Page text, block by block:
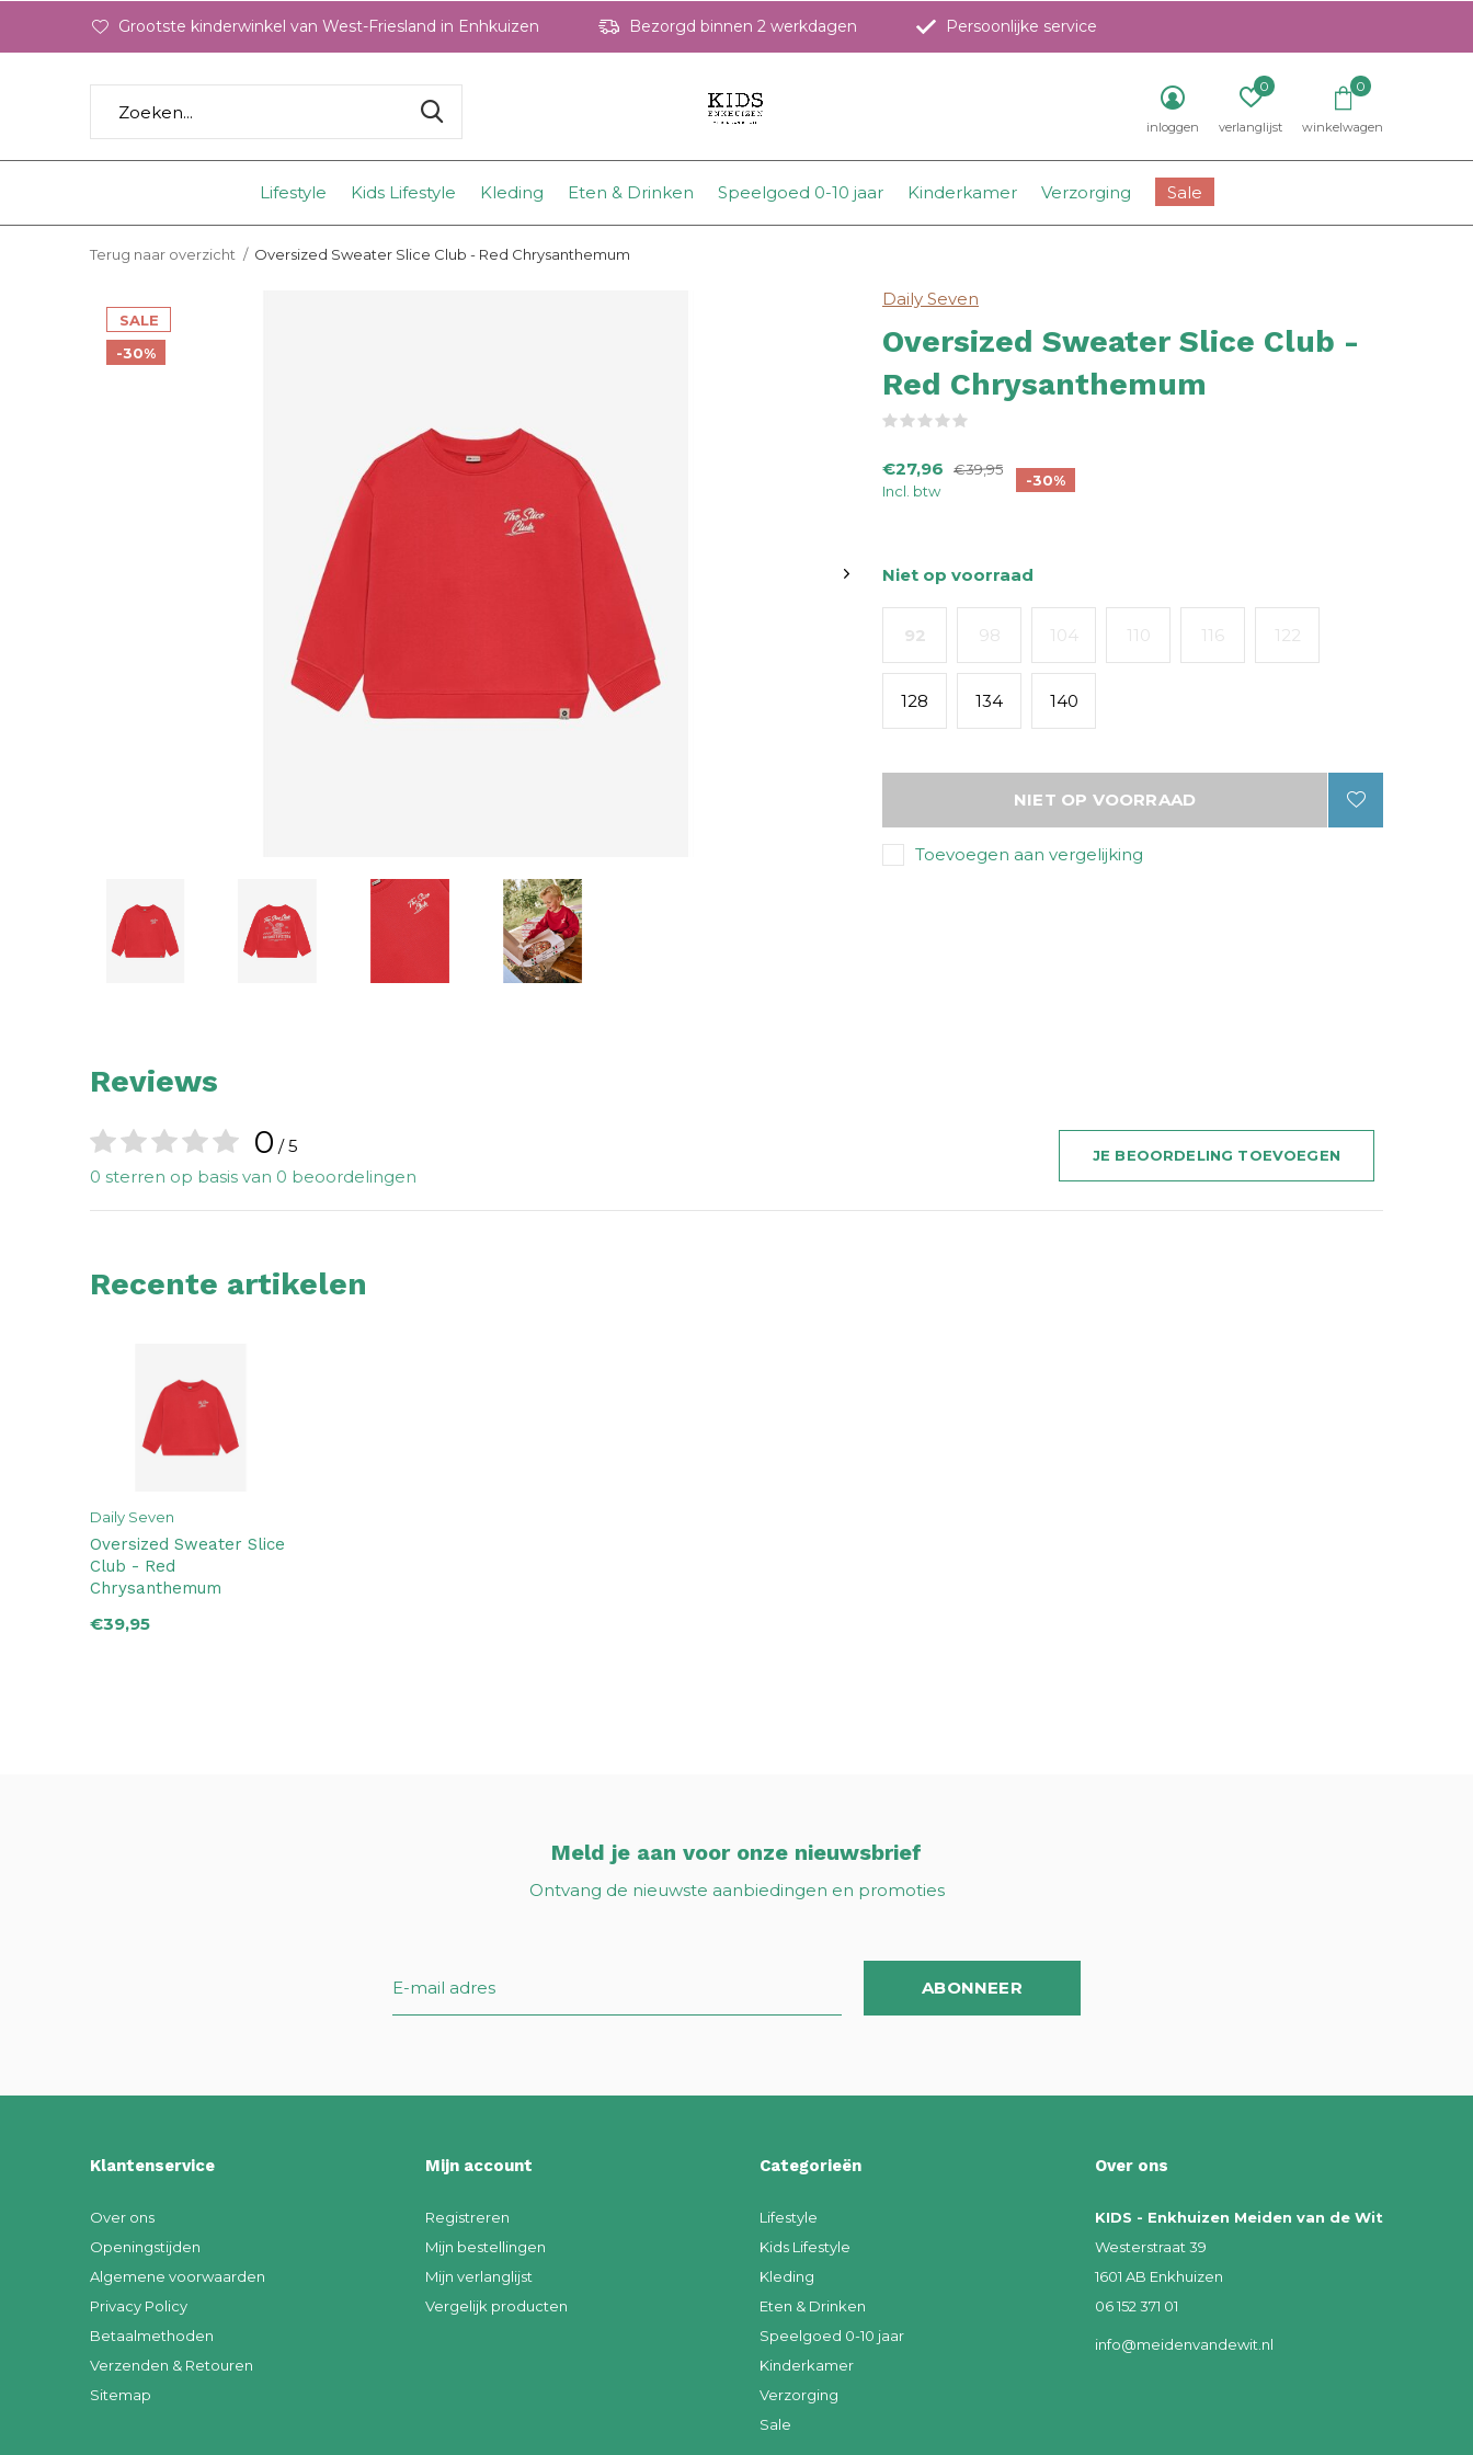
Lifestyle Kids Lifestyle Kleding Eten & Drinken Speelgoed 0-10 jaar Kinderkamer Verzorging Sale
inloggen verlanglijst
0
winkelwagen
0
Grootste kinderwinkel van West-Friesland in Enhkuizen Bezorgd binnen 2 werkdagen Persoonlijke service
Terug naar overzicht Oversized Sweater Slice Club - Red Chrysanthemum
SALE
-30%
Daily Seven
Oversized Sweater Slice Club -
Red Chrysanthemum
€27,96
€39,95
Incl. btw
-30%
Niet op voorraad
92 98 104 110 116 122
128 134 140
NIET OP VOORRAAD
Toevoegen aan vergelijking
Reviews
0 / 5
0 sterren op basis van 0 beoordelingen
JE BEOORDELING TOEVOEGEN
Recente artikelen
Daily Seven
Oversized Sweater Slice
Club - Red
Chrysanthemum
€39,95
Meld je aan voor onze nieuwsbrief
Ontvang de nieuwste aanbiedingen en promoties
ABONNEER
Klantenservice
Over ons
Openingstijden
Algemene voorwaarden
Privacy Policy
Betaalmethoden
Verzenden & Retouren
Sitemap
Mijn account
Registreren
Mijn bestellingen
Mijn verlanglijst
Vergelijk producten
Categorieën
Lifestyle
Kids Lifestyle
Kleding
Eten & Drinken
Speelgoed 0-10 jaar
Kinderkamer
Verzorging
Sale
Over ons
KIDS - Enkhuizen Meiden van de Wit
Westerstraat 39
1601 AB Enkhuizen
06 152 371 01
info@meidenvandewit.nl